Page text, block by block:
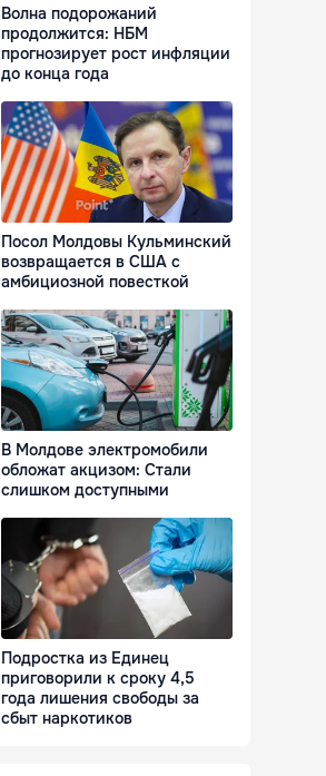
Волна подорожаний
продолжится: НБМ
прогнозирует рост инфляции
до конца года
Посол Молдовы Кульминский
возвращается в США с
амбициозной повесткой
В Молдове электромобили
обложат акцизом: Стали
слишком доступными
Подростка из Единец
приговорили к сроку 4,5
года лишения свободы за
сбыт наркотиков